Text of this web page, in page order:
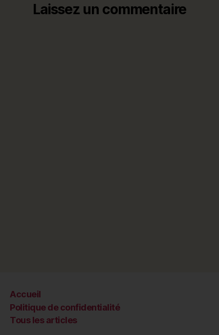
Laissez un commentaire
Accueil
Politique de confidentialité
Tous les articles